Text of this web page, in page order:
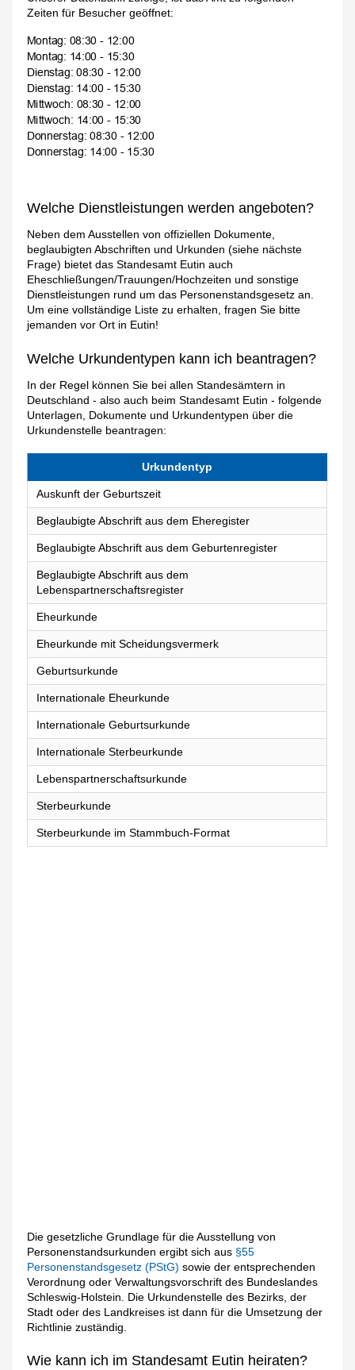
Zeiten für Besucher geöffnet:
Welche Dienstleistungen werden angeboten?
Neben dem Ausstellen von offiziellen Dokumente,
beglaubigten Abschriften und Urkunden (siehe nächste
Frage) bietet das Standesamt Eutin auch
Eheschließungen/Trauungen/Hochzeiten und sonstige
Dienstleistungen rund um das Personenstandsgesetz an.
Um eine vollständige Liste zu erhalten, fragen Sie bitte
jemanden vor Ort in Eutin!
Welche Urkundentypen kann ich beantragen?
In der Regel können Sie bei allen Standesämtern in
Deutschland - also auch beim Standesamt Eutin - folgende
Unterlagen, Dokumente und Urkundentypen über die
Urkundenstelle beantragen:
Urkundentyp
Auskunft der Geburtszeit
Beglaubigte Abschrift aus dem Eheregister
Beglaubigte Abschrift aus dem Geburtenregister
Beglaubigte Abschrift aus dem
Lebenspartnerschaftsregister
Eheurkunde
Eheurkunde mit Scheidungsvermerk
Geburtsurkunde
Internationale Eheurkunde
Internationale Geburtsurkunde
Internationale Sterbeurkunde
Lebenspartnerschaftsurkunde
Sterbeurkunde
Sterbeurkunde im Stammbuch-Format
Die gesetzliche Grundlage für die Ausstellung von
Personenstandsurkunden ergibt sich aus §55
Personenstandsgesetz (PStG)sowie der entsprechenden
Verordnung oder Verwaltungsvorschrift des Bundeslandes
Schleswig-Holstein. Die Urkundenstelle des Bezirks, der
Stadt oder des Landkreises ist dann für die Umsetzung der
Richtlinie zuständig.
Wie kann ich im Standesamt Eutin heiraten?